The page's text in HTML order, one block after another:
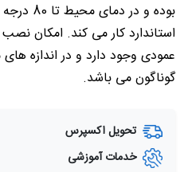
بوده و
استاندارد کار می کند. امکان
عمودی وجود دارد و در اندازه
گوناگون می باشد.
تحویل اکسپرس
خدمات آموزشی